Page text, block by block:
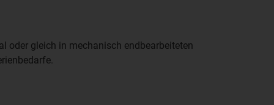
oder gleich in mechanisch endbearbeiteten